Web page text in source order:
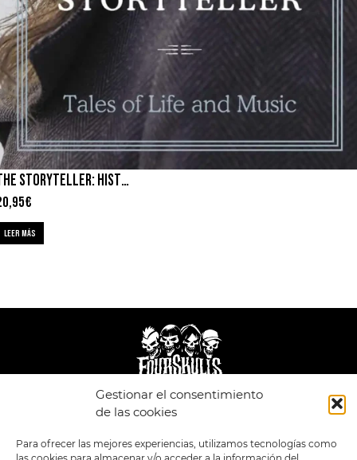
Gestionar el consentimiento
de las cookies
Para ofrecer las mejores experiencias, utilizamos tecnologías como
THE STORYTELLER: HISTORIAS DE VIDA – DAVE GROHL
€
LEER MÁS
POLÍTICA DE
PRIVACIDAD
TIENDA
ESTILOS
FORMATOS
PREVENTAS